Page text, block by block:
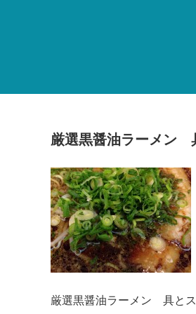
厳選黒醤油ラーメン
厳選黒醤油ラーメン 具と